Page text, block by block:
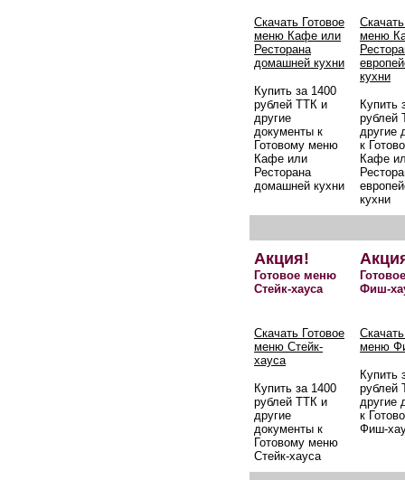
Скачать Готовое
меню Кафе или
Ресторана
домашней кухни
Купить за 1400
рублей ТТК и
другие
документы к
Готовому меню
Кафе или
Ресторана
домашней кухни
меню
кухни
Купить
рублей
другие
к
Кафе
кухни
Акция!
Готовое меню
Стейк-хауса
Фиш-
Скачать Готовое
меню Стейк-
хауса
Купить за 1400
рублей ТТК и
другие
документы к
Готовому меню
Стейк-хауса
меню
Купить
рублей
другие
к
Фиш-